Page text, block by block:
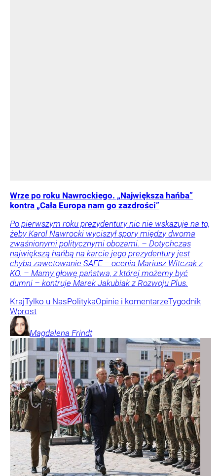
Wrze po roku Nawrockiego. „Największa hańba”
kontra „Cała Europa nam go zazdrości”
Po pierwszym roku prezydentury nic nie wskazuje na to,
żeby Karol Nawrocki wyciszył spory między dwoma
zwaśnionymi politycznymi obozami. – Dotychczas
największą hańbą na karcie jego prezydentury jest
chyba zawetowanie SAFE – ocenia Mariusz Witczak z
KO. – Mamy głowę państwa, z której możemy być
dumni – kontruje Marek Jakubiak z Rozwoju Plus.
KrajTylko u NasPolitykaOpinie i komentarzeTygodnik
Wprost
Magdalena Frindt